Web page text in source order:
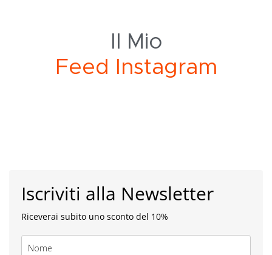
Il Mio
Feed Instagram
Iscriviti alla Newsletter
Riceverai subito uno sconto del 10%